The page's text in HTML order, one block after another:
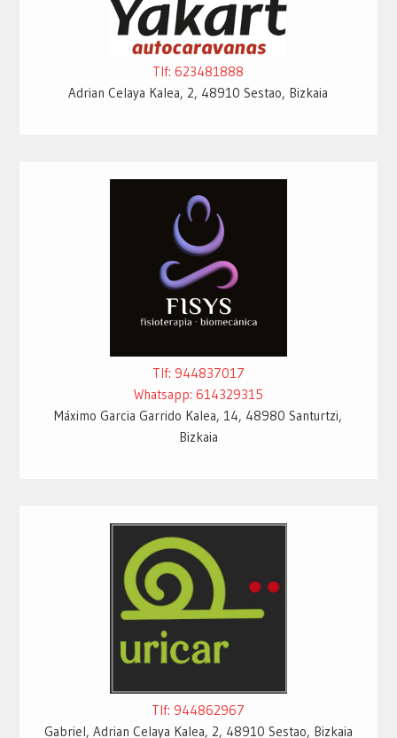
Tlf: 623481888
Adrian Celaya Kalea, 2, 48910 Sestao, Bizkaia
Tlf: 944837017
Whatsapp: 614329315
Máximo Garcia Garrido Kalea, 14, 48980 Santurtzi,
Bizkaia
Tlf: 944862967
Gabriel, Adrian Celaya Kalea, 2, 48910 Sestao, Bizkaia